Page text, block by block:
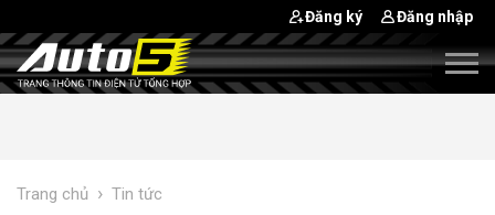
Đăng ký Đăng nhập
Trang chủ › Tin tức